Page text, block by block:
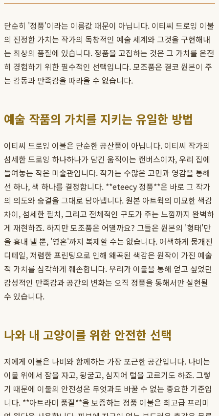
단순히 '정품'이라는 이름값 때문이 아닙니다. 이티씨 드로잉 이불
의 진정한 가치는 작가의 독창적인 예술 세계와 그것을 구현해내
는 최상의 품질에 있습니다. 정품을 고집하는 것은 그 가치를 온전
히 경험하기 위한 필수적인 선택입니다. 모조품은 결코 원본이 주
는 감동과 만족감을 따라올 수 없습니다.
예술 작품의 가치를 지키는 유일한 방법
이티씨 드로잉 이불은 단순한 공산품이 아닙니다. 이티씨 작가의
섬세한 드로잉 하나하나가 담긴 움직이는 캔버스이자, 우리 집에
들여놓는 작은 미술관입니다. 작가는 수많은 고민과 영감을 통해
선 하나, 색 하나를 결정합니다. **eteecy 정품**은 바로 그 작가
의 의도와 숨결을 그대로 담아냅니다. 원본 아트웍의 미묘한 색감
차이, 섬세한 필치, 그리고 전체적인 구도가 주는 느낌까지 완벽하
게 재현하죠. 하지만 모조품은 어떨까요? 그들은 원본의 '형태'만
을 흉내 낼 뿐, '영혼'까지 복제할 수는 없습니다. 어색하게 뭉개진
디테일, 저렴한 프린팅으로 인해 왜곡된 색감은 원작이 가진 예술
적 가치를 심각하게 훼손합니다. 우리가 이불을 통해 얻고 싶었던
감성적인 만족감과 공간의 변화는 오직 정품을 통해서만 실현될
수 있습니다.
나와 내 고양이를 위한 안전한 선택
저에게 이불은 나비와 함께하는 가장 포근한 공간입니다. 나비는
이불 위에서 잠을 자고, 뒹굴고, 심지어 털을 고르기도 하죠. 그렇
기 때문에 이불의 안전성은 무엇과도 바꿀 수 없는 중요한 기준입
니다. **아트라미 품질**을 보증하는 정품 이불은 최고급 프리미